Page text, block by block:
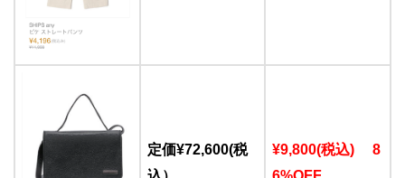
定価¥72,600(税
¥9,800(税込) 8